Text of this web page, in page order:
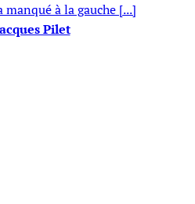
à la gauche [...]
Pilet